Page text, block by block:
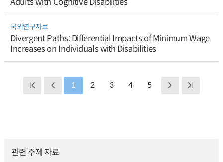
Adults with Cognitive Disabilities
국외연구자료
Divergent Paths: Differential Impacts of Minimum Wage
Increases on Individuals with Disabilities
1 2 3 4 5
관련 주제 자료